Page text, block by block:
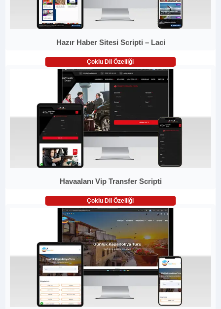
Hazır Haber Sitesi Scripti – Laci
Çoklu Dil Özelliği
Havaalanı Vip Transfer Scripti
Çoklu Dil Özelliği